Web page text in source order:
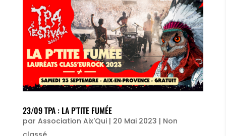
23/09 TPA : LA P’TITE FUMÉE
par Association Aix'Qui| 20 Mai 2023 | Non